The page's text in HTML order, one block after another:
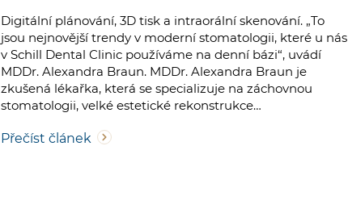
Digitální plánování, 3D tisk a intraorální skenování. „To
jsou nejnovější trendy v moderní stomatologii, které u nás
v Schill Dental Clinic používáme na denní bázi“, uvádí
MDDr. Alexandra Braun. MDDr. Alexandra Braun je
zkušená lékařka, která se specializuje na záchovnou
stomatologii, velké estetické rekonstrukce…
Přečíst článek